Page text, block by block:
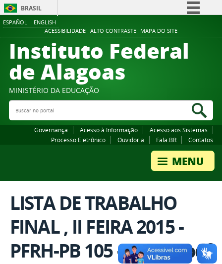
ESPAÑOL ENGLISH
ACESSIBILIDADE ALTO CONTRASTE MAPA DO SITE
BRASIL
Comunica BR
Participe
Canais
Instituto Federal
de Alagoas
MINISTÉRIO DA EDUCAÇÃO
Buscar no portal
Governança Acesso à Informação
Acesso aos Sistemas
Processo Eletrônico
Ouvidoria Fala.BR Contatos
LISTA DE TRABALHO
FINAL , II FEIRA 2015 -
PFRH-PB 105 - PETRO.pdf